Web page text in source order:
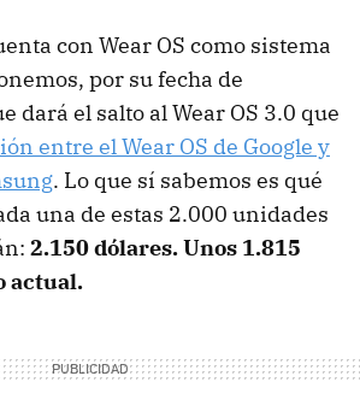
con Wear OS como sistema
por su fecha de
dará el salto al Wear OS 3.0 que
entre el Wear OS de Google y
. Lo que sí sabemos es qué
una de estas 2.000 unidades
2.150 dólares. Unos 1.815
actual.